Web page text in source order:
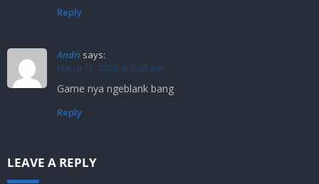
Reply
Andri says:
March 15, 2020 at 3:36 am
Game nya ngeblank bang
Reply
LEAVE A REPLY